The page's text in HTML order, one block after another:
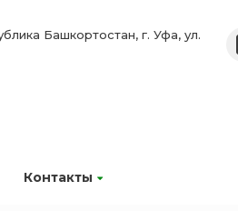
Контакты
Башкортостан, г. Уфа, ул.